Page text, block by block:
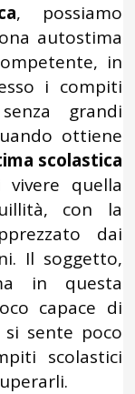
, possiamo
autostima
in
i compiti
grandi
ottiene
scolastica
quella
con la
dai
Il soggetto,
in questa
capace di
sente poco
scolastici